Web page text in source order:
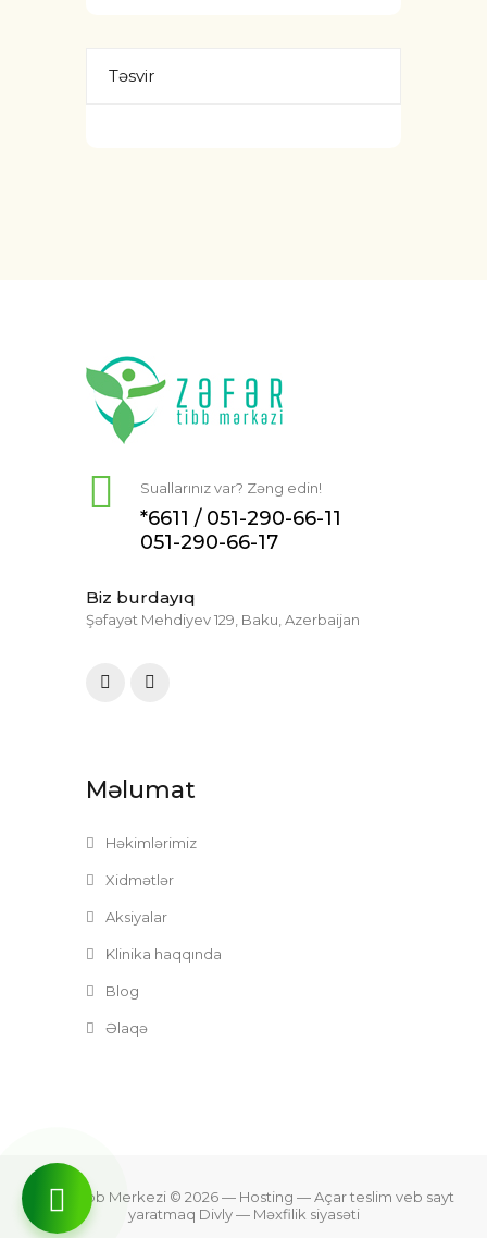
Təsvir
Suallarınız var? Zəng edin!
*6611 / 051-290-66-11
051-290-66-17
Biz burdayıq
Şəfayət Mehdiyev 129, Baku, Azerbaijan
Məlumat
Həkimlərimiz
Xidmətlər
Aksiyalar
Klinika haqqında
Blog
Əlaqə
Zefer Tibb Merkezi © 2026— Hosting —Açar teslim veb sayt
yaratmaq Divly— Məxfilik siyasəti